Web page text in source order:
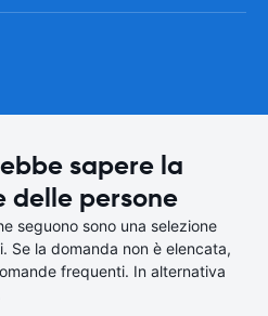
sapere la
delle persone
seguono sono una selezione
Se la domanda non è elencata,
frequenti. In alternativa